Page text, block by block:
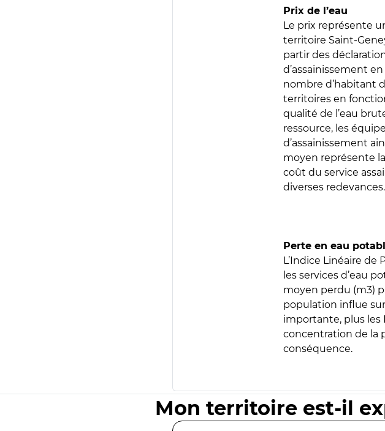
Prix de l’eau
Le prix représente
territoire Saint-
partir des
d’assainissement
nombre d’habitant
territoires en
qualité de l’eau
ressource, les
d’assainissement
moyen représente
coût du service
diverses redevances.
Perte en eau
L’Indice Linéaire
les services d’eau
moyen perdu (m3)
population influe
importante, plus les
concentration de la
conséquence.
Mon territoire est-il